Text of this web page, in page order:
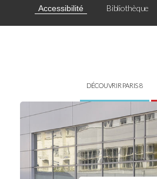
Accessibilité Bibliothèque
DÉCOUVRIR PARIS 8
Panneau de gestion des cookies